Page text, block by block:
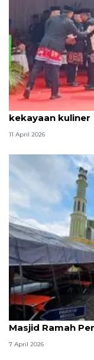
Tradisi
kekayaan kuliner
11 April 2026
Kemenag: 3,5
Masjid Ramah
7 April 2026